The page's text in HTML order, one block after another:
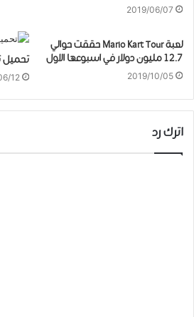
2019/06/07
لعبة Mario Kart Tour حققت حوالي
12.7 مليون دولار في اسبوعها الاول
2019/10/05
تحميل
12
اترك رد